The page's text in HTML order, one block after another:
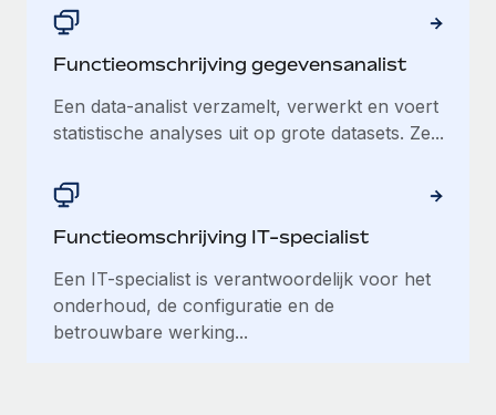
Functieomschrijving gegevensanalist
Een data-analist verzamelt, verwerkt en voert
statistische analyses uit op grote datasets. Ze...
Functieomschrijving IT-specialist
Een IT-specialist is verantwoordelijk voor het
onderhoud, de configuratie en de
betrouwbare werking...